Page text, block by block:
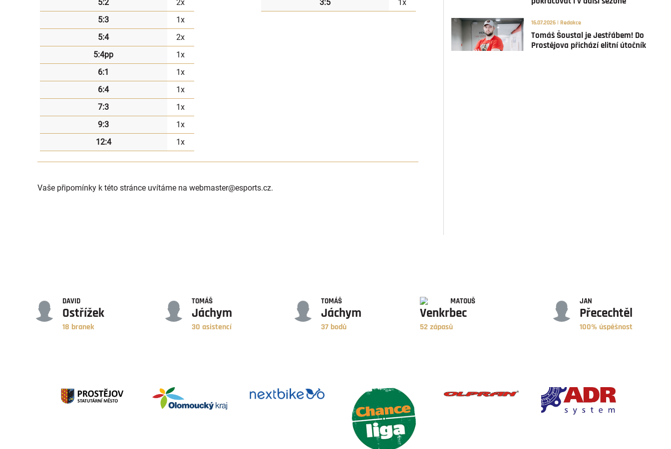
5:2
2x
5:3
1x
5:4
2x
5:4pp
1x
6:1
1x
6:4
1x
7:3
1x
9:3
1x
12:4
1x
3:5
1x
Vaše připomínky k této stránce uvítáme na webmaster@esports.cz.
16.07.2026 | Redakce
Tomáš Šoustal je Jestřábem! Do
Prostějova přichází elitní útočník
DAVID
Ostřížek
18 branek
TOMÁŠ
Jáchym
30 asistencí
TOMÁŠ
Jáchym
37 bodů
MATOUŠ
Venkrbec
52 zápasů
JAN
Přecechtěl
100% úspěšnost